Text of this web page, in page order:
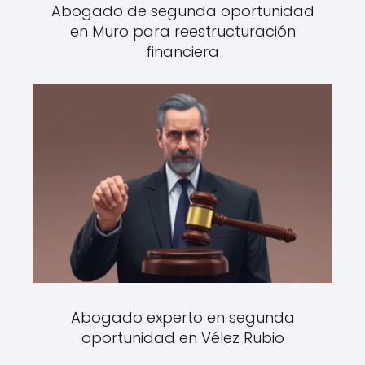
Abogado de segunda oportunidad
en Muro para reestructuración
financiera
Abogado experto en segunda
oportunidad en Vélez Rubio